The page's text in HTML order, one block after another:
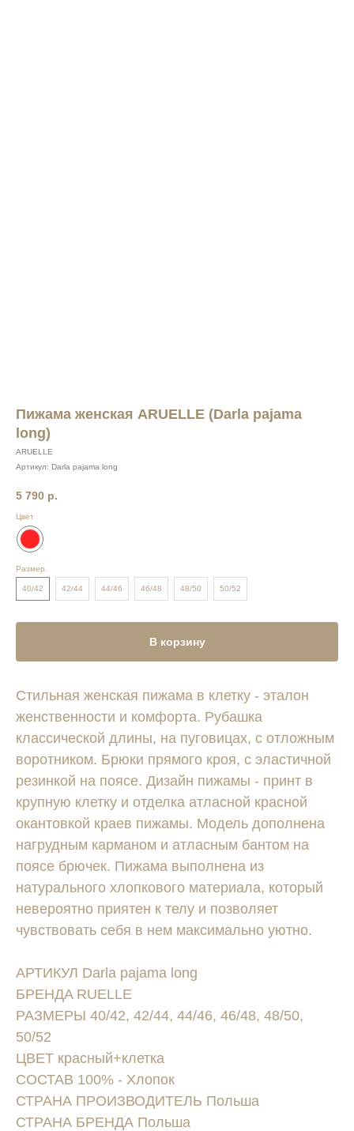
Пижама женская ARUELLE (Darla pajama
long)
ARUELLE
Артикул: Darla pajama long
5 790 р.
Цвет
Размер.
40/42 42/44 44/46 46/48 48/50 50/52
В корзину
Стильная женская пижама в клетку - эталон
женственности и комфорта. Рубашка
классической длины, на пуговицах, с отложным
воротником. Брюки прямого кроя, с эластичной
резинкой на поясе. Дизайн пижамы - принт в
крупную клетку и отделка атласной красной
окантовкой краев пижамы. Модель дополнена
нагрудным карманом и атласным бантом на
поясе брючек. Пижама выполнена из
натурального хлопкового материала, который
невероятно приятен к телу и позволяет
чувствовать себя в нем максимально уютно.
АРТИКУЛ Darla pajama long
БРЕНДA RUELLE
РАЗМЕРЫ 40/42, 42/44, 44/46, 46/48, 48/50,
50/52
ЦВЕТ красный+клетка
СОСТАВ 100% - Хлопок
СТРАНА ПРОИЗВОДИТЕЛЬ Польша
СТРАНА БРЕНДА Польша